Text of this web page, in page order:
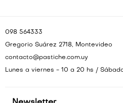
098 564333
Gregorio Suárez 2718, Montevideo
contacto@pastiche.com.uy
Lunes a viernes - 10 a 20 hs /